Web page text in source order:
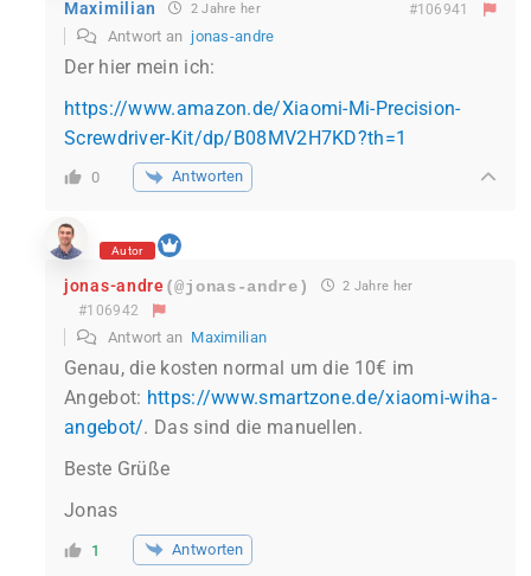
Maximilian 2 Jahre her #106941
Antwort an jonas-andre
Der hier mein ich:
https://www.amazon.de/Xiaomi-Mi-Precision-
Screwdriver-Kit/dp/B08MV2H7KD?th=1
0 Antworten
Autor
jonas-andre(@jonas-andre) 2 Jahre her
#106942
Antwort an Maximilian
Genau, die kosten normal um die 10€ im
Angebot: https://www.smartzone.de/xiaomi-wiha-
angebot/. Das sind die manuellen.
Beste Grüße
Jonas
1 Antworten